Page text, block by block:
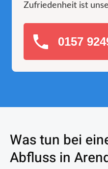
Zufriedenheit ist
0157
Was tun bei
Abfluss in